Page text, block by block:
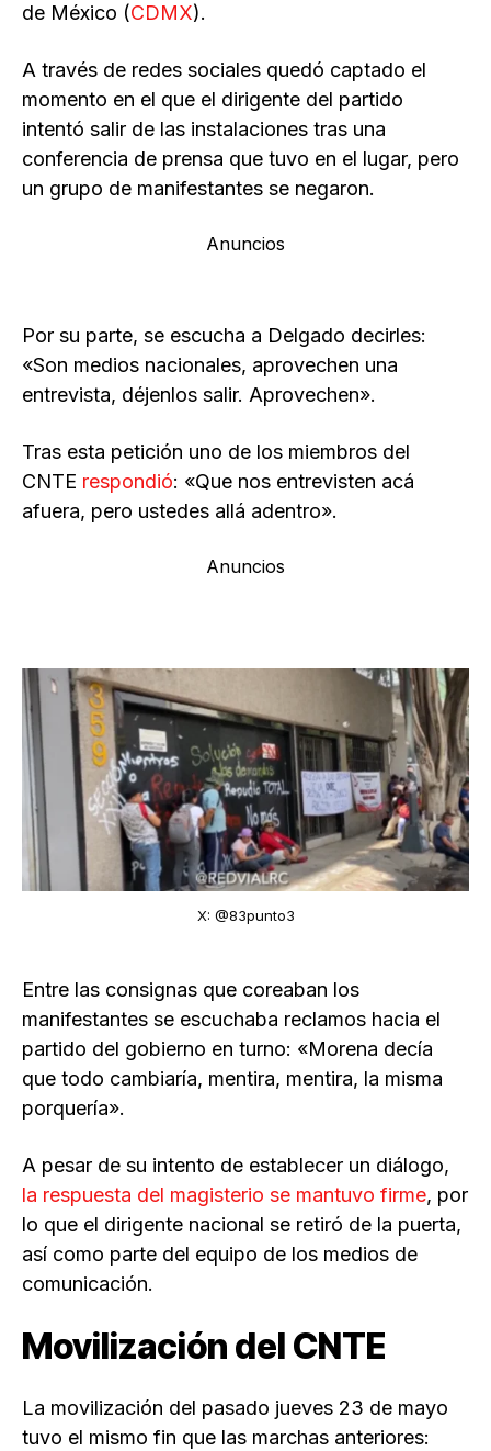
de México (CDMX).
A través de redes sociales quedó captado el
momento en el que el dirigente del partido
intentó salir de las instalaciones tras una
conferencia de prensa que tuvo en el lugar, pero
un grupo de manifestantes se negaron.
Anuncios
Por su parte, se escucha a Delgado decirles:
«Son medios nacionales, aprovechen una
entrevista, déjenlos salir. Aprovechen».
Tras esta petición uno de los miembros del
CNTE respondió: «Que nos entrevisten acá
afuera, pero ustedes allá adentro».
Anuncios
X: @83punto3
Entre las consignas que coreaban los
manifestantes se escuchaba reclamos hacia el
partido del gobierno en turno: «Morena decía
que todo cambiaría, mentira, mentira, la misma
porquería».
A pesar de su intento de establecer un diálogo,
la respuesta del magisterio se mantuvo firme, por
lo que el dirigente nacional se retiró de la puerta,
así como parte del equipo de los medios de
comunicación.
Movilización del CNTE
La movilización del pasado jueves 23 de mayo
tuvo el mismo fin que las marchas anteriores: